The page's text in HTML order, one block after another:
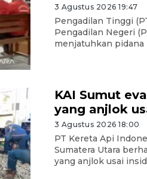
3 Agustus 2026 19:47
Pengadilan Tinggi
Pengadilan Negeri
menjatuhkan pidana
KAI Sumut
yang anjlok
3 Agustus 2026 18:00
PT Kereta Api
Sumatera Utara
yang anjlok usai